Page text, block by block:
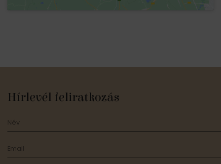
Hírlevél feliratkozás